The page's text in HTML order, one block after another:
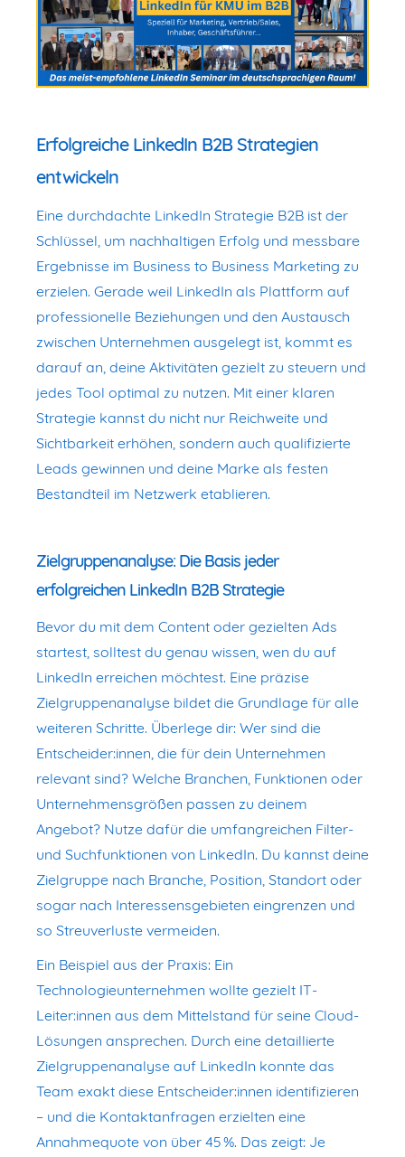
Erfolgreiche LinkedIn B2B Strategien
entwickeln
Eine durchdachte LinkedIn Strategie B2B ist der
Schlüssel, um nachhaltigen Erfolg und messbare
Ergebnisse im Business to Business Marketing zu
erzielen. Gerade weil LinkedIn als Plattform auf
professionelle Beziehungen und den Austausch
zwischen Unternehmen ausgelegt ist, kommt es
darauf an, deine Aktivitäten gezielt zu steuern und
jedes Tool optimal zu nutzen. Mit einer klaren
Strategie kannst du nicht nur Reichweite und
Sichtbarkeit erhöhen, sondern auch qualifizierte
Leads gewinnen und deine Marke als festen
Bestandteil im Netzwerk etablieren.
Zielgruppenanalyse: Die Basis jeder
erfolgreichen LinkedIn B2B Strategie
Bevor du mit dem Content oder gezielten Ads
startest, solltest du genau wissen, wen du auf
LinkedIn erreichen möchtest. Eine präzise
Zielgruppenanalyse bildet die Grundlage für alle
weiteren Schritte. Überlege dir: Wer sind die
Entscheider:innen, die für dein Unternehmen
relevant sind? Welche Branchen, Funktionen oder
Unternehmensgrößen passen zu deinem
Angebot? Nutze dafür die umfangreichen Filter-
und Suchfunktionen von LinkedIn. Du kannst deine
Zielgruppe nach Branche, Position, Standort oder
sogar nach Interessensgebieten eingrenzen und
so Streuverluste vermeiden.
Ein Beispiel aus der Praxis: Ein
Technologieunternehmen wollte gezielt IT-
Leiter:innen aus dem Mittelstand für seine Cloud-
Lösungen ansprechen. Durch eine detaillierte
Zielgruppenanalyse auf LinkedIn konnte das
Team exakt diese Entscheider:innen identifizieren
– und die Kontaktanfragen erzielten eine
Annahmequote von über 45 %. Das zeigt: Je